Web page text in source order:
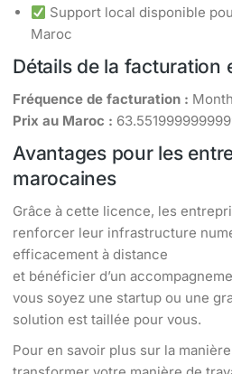
Support local disponible
Maroc
Détails de la facturation
Fréquence de facturation :
Prix au Maroc :
Avantages pour les
marocaines
Grâce à cette licence, les
renforcer leur infrastructure
efficacement à distance
et bénéficier d’un
vous soyez une startup ou une
solution est taillée pour vous.
Pour en savoir plus sur la